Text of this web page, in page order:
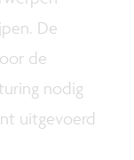
De
de
nodig
uitgevoerd